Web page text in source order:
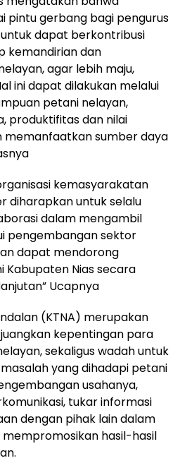
pintu gerbang bagi pengurus
untuk dapat berkontribusi
kemandirian dan
agar lebih maju,
ini dapat dilakukan melalui
petani nelayan,
produktifitas dan nilai
memanfaatkan sumber daya
kemasyarakatan
diharapkan untuk selalu
dalam mengambil
pengembangan sektor
dapat mendorong
Nias secara
Ucapnya
(KTNA) merupakan
kepentingan para
sekaligus wadah untuk
yang dihadapi petani
usahanya,
tukar informasi
dengan pihak lain dalam
hasil-hasil